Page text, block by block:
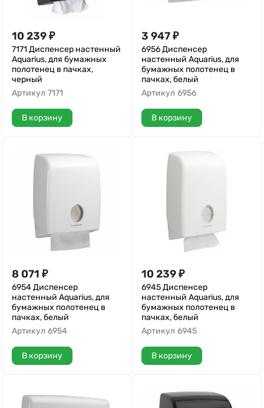
10 239₽
7171 Диспенсер настенный
Aquarius, для бумажных
полотенец в пачках,
черный
Артикул 7171
В корзину
3 947₽
6956 Диспенсер
настенный Aquarius, для
бумажных полотенец в
пачках, белый
Артикул 6956
В корзину
8 071 ₽
6954 Диспенсер
настенный Aquarius, для
бумажных полотенец в
пачках, белый
Артикул 6954
В корзину
10 239₽
6945 Диспенсер
настенный Aquarius, для
бумажных полотенец в
пачках, белый
Артикул 6945
В корзину